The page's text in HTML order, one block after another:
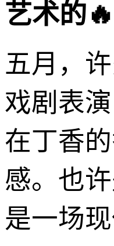
艺术的
五月，
戏剧表
在丁香
感。也
是一场